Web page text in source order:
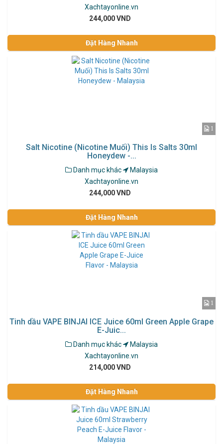
Xachtayonline.vn
244,000 VND
Đặt Hàng Nhanh
1
Salt Nicotine (Nicotine Muối) This Is Salts 30ml
Honeydew -...
Danh mục khác
Malaysia
Xachtayonline.vn
244,000 VND
Đặt Hàng Nhanh
1
Tinh dầu VAPE BINJAI ICE Juice 60ml Green Apple Grape
E-Juic...
Danh mục khác
Malaysia
Xachtayonline.vn
214,000 VND
Đặt Hàng Nhanh